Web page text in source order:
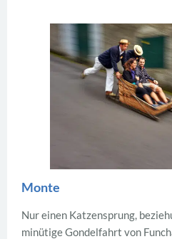
Monte
Nur einen Katzensprung,
minütige Gondelfahrt von